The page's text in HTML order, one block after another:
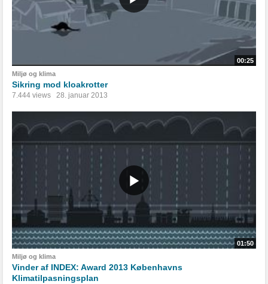
00:25
Miljø og klima
Sikring mod kloakrotter
7.444 views 28. januar 2013
01:50
Miljø og klima
Vinder af INDEX: Award 2013 Københavns
Klimatilpasningsplan